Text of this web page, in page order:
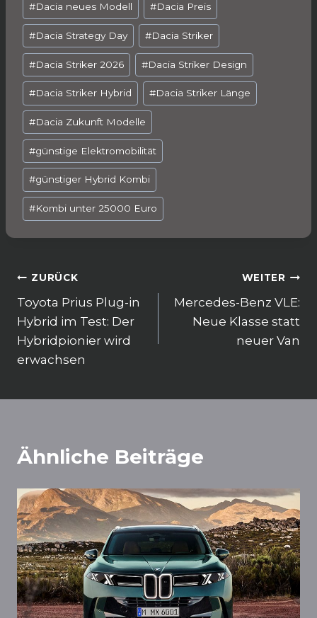
#Dacia neues Modell #Dacia Preis
#Dacia Strategy Day #Dacia Striker
#Dacia Striker 2026 #Dacia Striker Design
#Dacia Striker Hybrid #Dacia Striker Länge
#Dacia Zukunft Modelle
#günstige Elektromobilität
#günstiger Hybrid Kombi
#Kombi unter 25000 Euro
Beitragsnavigation
ZURÜCK
Toyota Prius Plug-in
Hybrid im Test: Der
Hybridpionier wird
erwachsen
WEITER
Mercedes-Benz VLE:
Neue Klasse statt
neuer Van
Ähnliche Beiträge